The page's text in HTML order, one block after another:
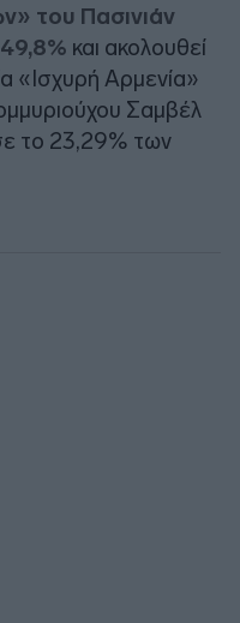
του Πασινιάν
και ακολουθεί
«Ισχυρή Αρμενία»
Σαμβέλ
το 23,29% των